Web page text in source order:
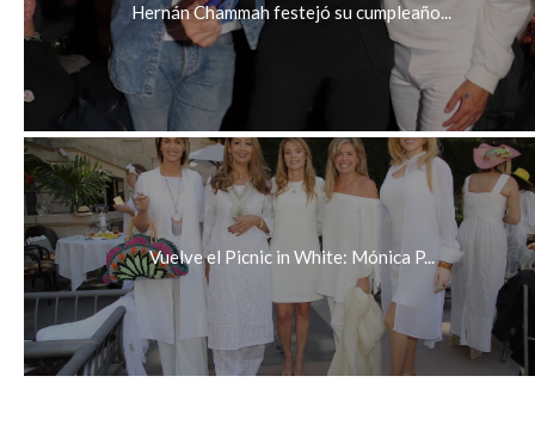
Hernán Chammah festejó su cumpleaño...
Vuelve el Picnic in White: Mónica P...